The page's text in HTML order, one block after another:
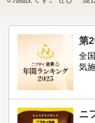
第
全
気
ニ